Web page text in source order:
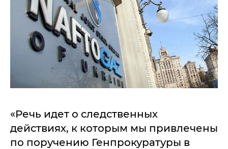
«Речь идет о следственных
действиях, к которым мы привлечены
по поручению Генпрокуратуры в